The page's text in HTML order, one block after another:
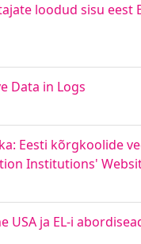
loodud sisu
Data in Logs
Eesti kõrgkoolide
Institutions'
ja EL-i